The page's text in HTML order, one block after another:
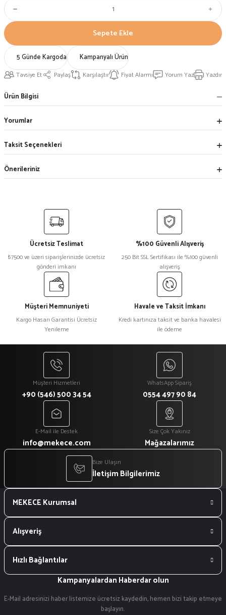
Sepete Ekle
5 Günde Kargoda Kampanyalı Ürün
Tavsiye Et Paylaş Karşılaştır Fiyat Alarmı Yorum Yaz Yazdır
Ürün Bilgisi
Yorumlar
Taksit Seçenekleri
Önerileriniz
Ücretsiz Teslimat
₺7500 ve üzeri siparişlerinizde ücretsiz
gönderi imkanı
%100 Güvenli Alışveriş
250 Bit SSL Sertifikası ile %100 güvenli
alışveriş
Müşteri Memnuniyeti
Kargo Hasarı Garantisi Ücretsiz
Yenileme
Havale ve Taksit İmkanı
Kredi kartınıza taksit ve banka havalesi
ile ödeme
Müşteri Hizmetleri
+90 (546) 500 34 54
WhatsApp Sipariş
0554 497 90 84
E-Mail ile Destek
info@mekece.com
Size Çok Yakınız
Mağazalarımız
Bize Ulaşın
İletişim Bilgilerimiz
MEKECE Kurumsal
Alışveriş
Hızlı Bağlantılar
Kampanyalardan Haberdar olun
E-Mail adresinizi haber listemize ücretsiz kaydedin, hemen bizi takip etmeye
başlayın.